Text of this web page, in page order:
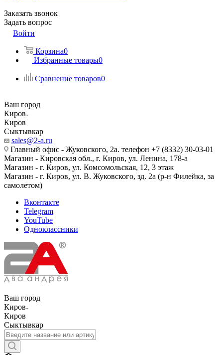
Заказать звонок
Задать вопрос
Войти
Корзина0
Избранные товары0
Сравнение товаров0
Ваш город
Киров
Киров
Сыктывкар
sales@2-a.ru
Главный офис - Жуковского, 2а. телефон +7 (8332) 30-03-01
Магазин - Кировская обл., г. Киров, ул. Ленина, 178-а
Магазин - г. Киров, ул. Комсомольская, 12, 3 этаж
Магазин - г. Киров, ул. В. Жуковского, зд. 2а (р-н Филейка, за
самолетом)
Вконтакте
Telegram
YouTube
Одноклассники
Ваш город
Киров
Киров
Сыктывкар